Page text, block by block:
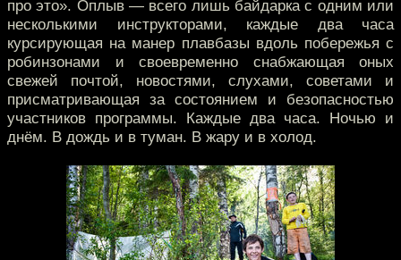
про это». Оплыв — всего лишь байдарка с одним или
несколькими инструкторами, каждые два часа
курсирующая на манер плавбазы вдоль побережья с
робинзонами и своевременно снабжающая оных
свежей почтой, новостями, слухами, советами и
присматривающая за состоянием и безопасностью
участников программы. Каждые два часа. Ночью и
днём. В дождь и в туман. В жару и в холод.